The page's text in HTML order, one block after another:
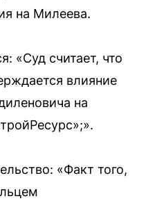
на Милеева.
«Суд считает, что
влияние
на
«Факт того,